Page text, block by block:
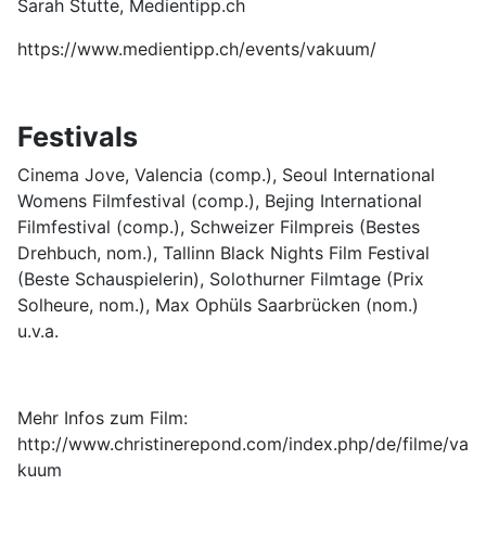
Sarah Stutte, Medientipp.ch
https://www.medientipp.ch/events/vakuum/
Festivals
Cinema Jove, Valencia (comp.), Seoul International
Womens Filmfestival (comp.), Bejing International
Filmfestival (comp.), Schweizer Filmpreis (Bestes
Drehbuch, nom.), Tallinn Black Nights Film Festival
(Beste Schauspielerin), Solothurner Filmtage (Prix
Solheure, nom.), Max Ophüls Saarbrücken (nom.)
u.v.a.
Mehr Infos zum Film:
http://www.christinerepond.com/index.php/de/filme/va
kuum